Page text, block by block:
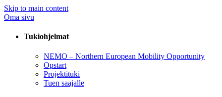
Skip to main content
Oma sivu
Tukiohjelmat
NEMO – Northern European Mobility Opportunity
Opstart
Projektituki
Tuen saajalle